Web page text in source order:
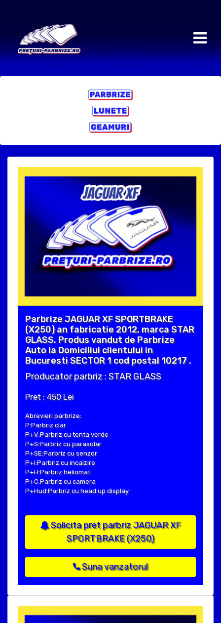
Parbrize JAGUAR XF SPORTBRAKE
(X250) an fabricatie 2012, marca STAR
GLASS. Produs vandut de Parbrize
Auto la Domiciliul clientului in
Bucuresti SECTOR 1 cod postal 10217 .
Producator parbriz : STAR GLASS
Pret : 450 Lei
Abrevieri parbrize:
P:Parbriz clar
P+V:Parbriz cu tenta verde
P+S:Parbriz cu parasolar
P+SE:Parbriz cu senzor
P+I:Parbriz cu incalzire
P+H:Parbriz heliomat
P+C:Parbriz cu camera
P+Hud:Parbriz cu head up display
Solicita pret parbriz JAGUAR XF
SPORTBRAKE (X250)
Suna vanzatorul